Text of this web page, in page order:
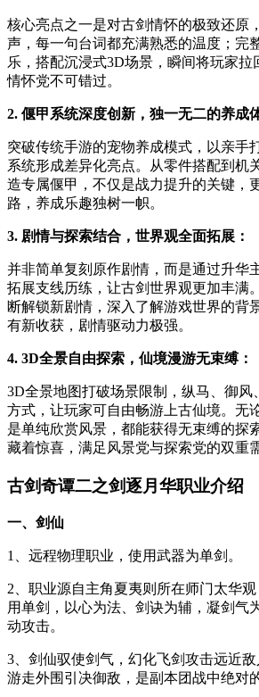
核心亮点之一是对古剑情怀的极致还原
声，每一句台词都充满熟悉的温度；完
乐，搭配沉浸式3D场景，瞬间将玩家拉
情怀党不可错过。
2. 偃甲系统深度创新，独一无二的养成
突破传统手游的宠物养成模式，以亲手
系统形成差异化亮点。从零件搭配到机
造专属偃甲，不仅是战力提升的关键，
路，养成乐趣独树一帜。
3. 剧情与探索结合，世界观全面拓展：
并非简单复刻原作剧情，而是通过升华
拓展支线历练，让古剑世界观更加丰满
断解锁新剧情，深入了解游戏世界的背
有新收获，剧情驱动力极强。
4. 3D全景自由探索，仙境漫游无束缚：
3D全景地图打破场景限制，纵马、御风
方式，让玩家可自由畅游上古仙境。无
是单纯欣赏风景，都能获得无束缚的探
藏着惊喜，满足风景党与探索党的双重
古剑奇谭二之剑逐月华职业介绍
一、剑仙
1、远程物理职业，使用武器为单剑。
2、职业源自主角夏夷则所在师门太华
用单剑，以心为法、剑诀为辅，凝剑气
动攻击。
3、剑仙驭使剑气，幻化飞剑攻击远近
游走外围引决御敌，是副本团战中绝对